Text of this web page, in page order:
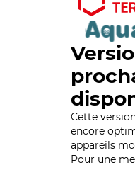
Cette
encore
appareils
Pour une